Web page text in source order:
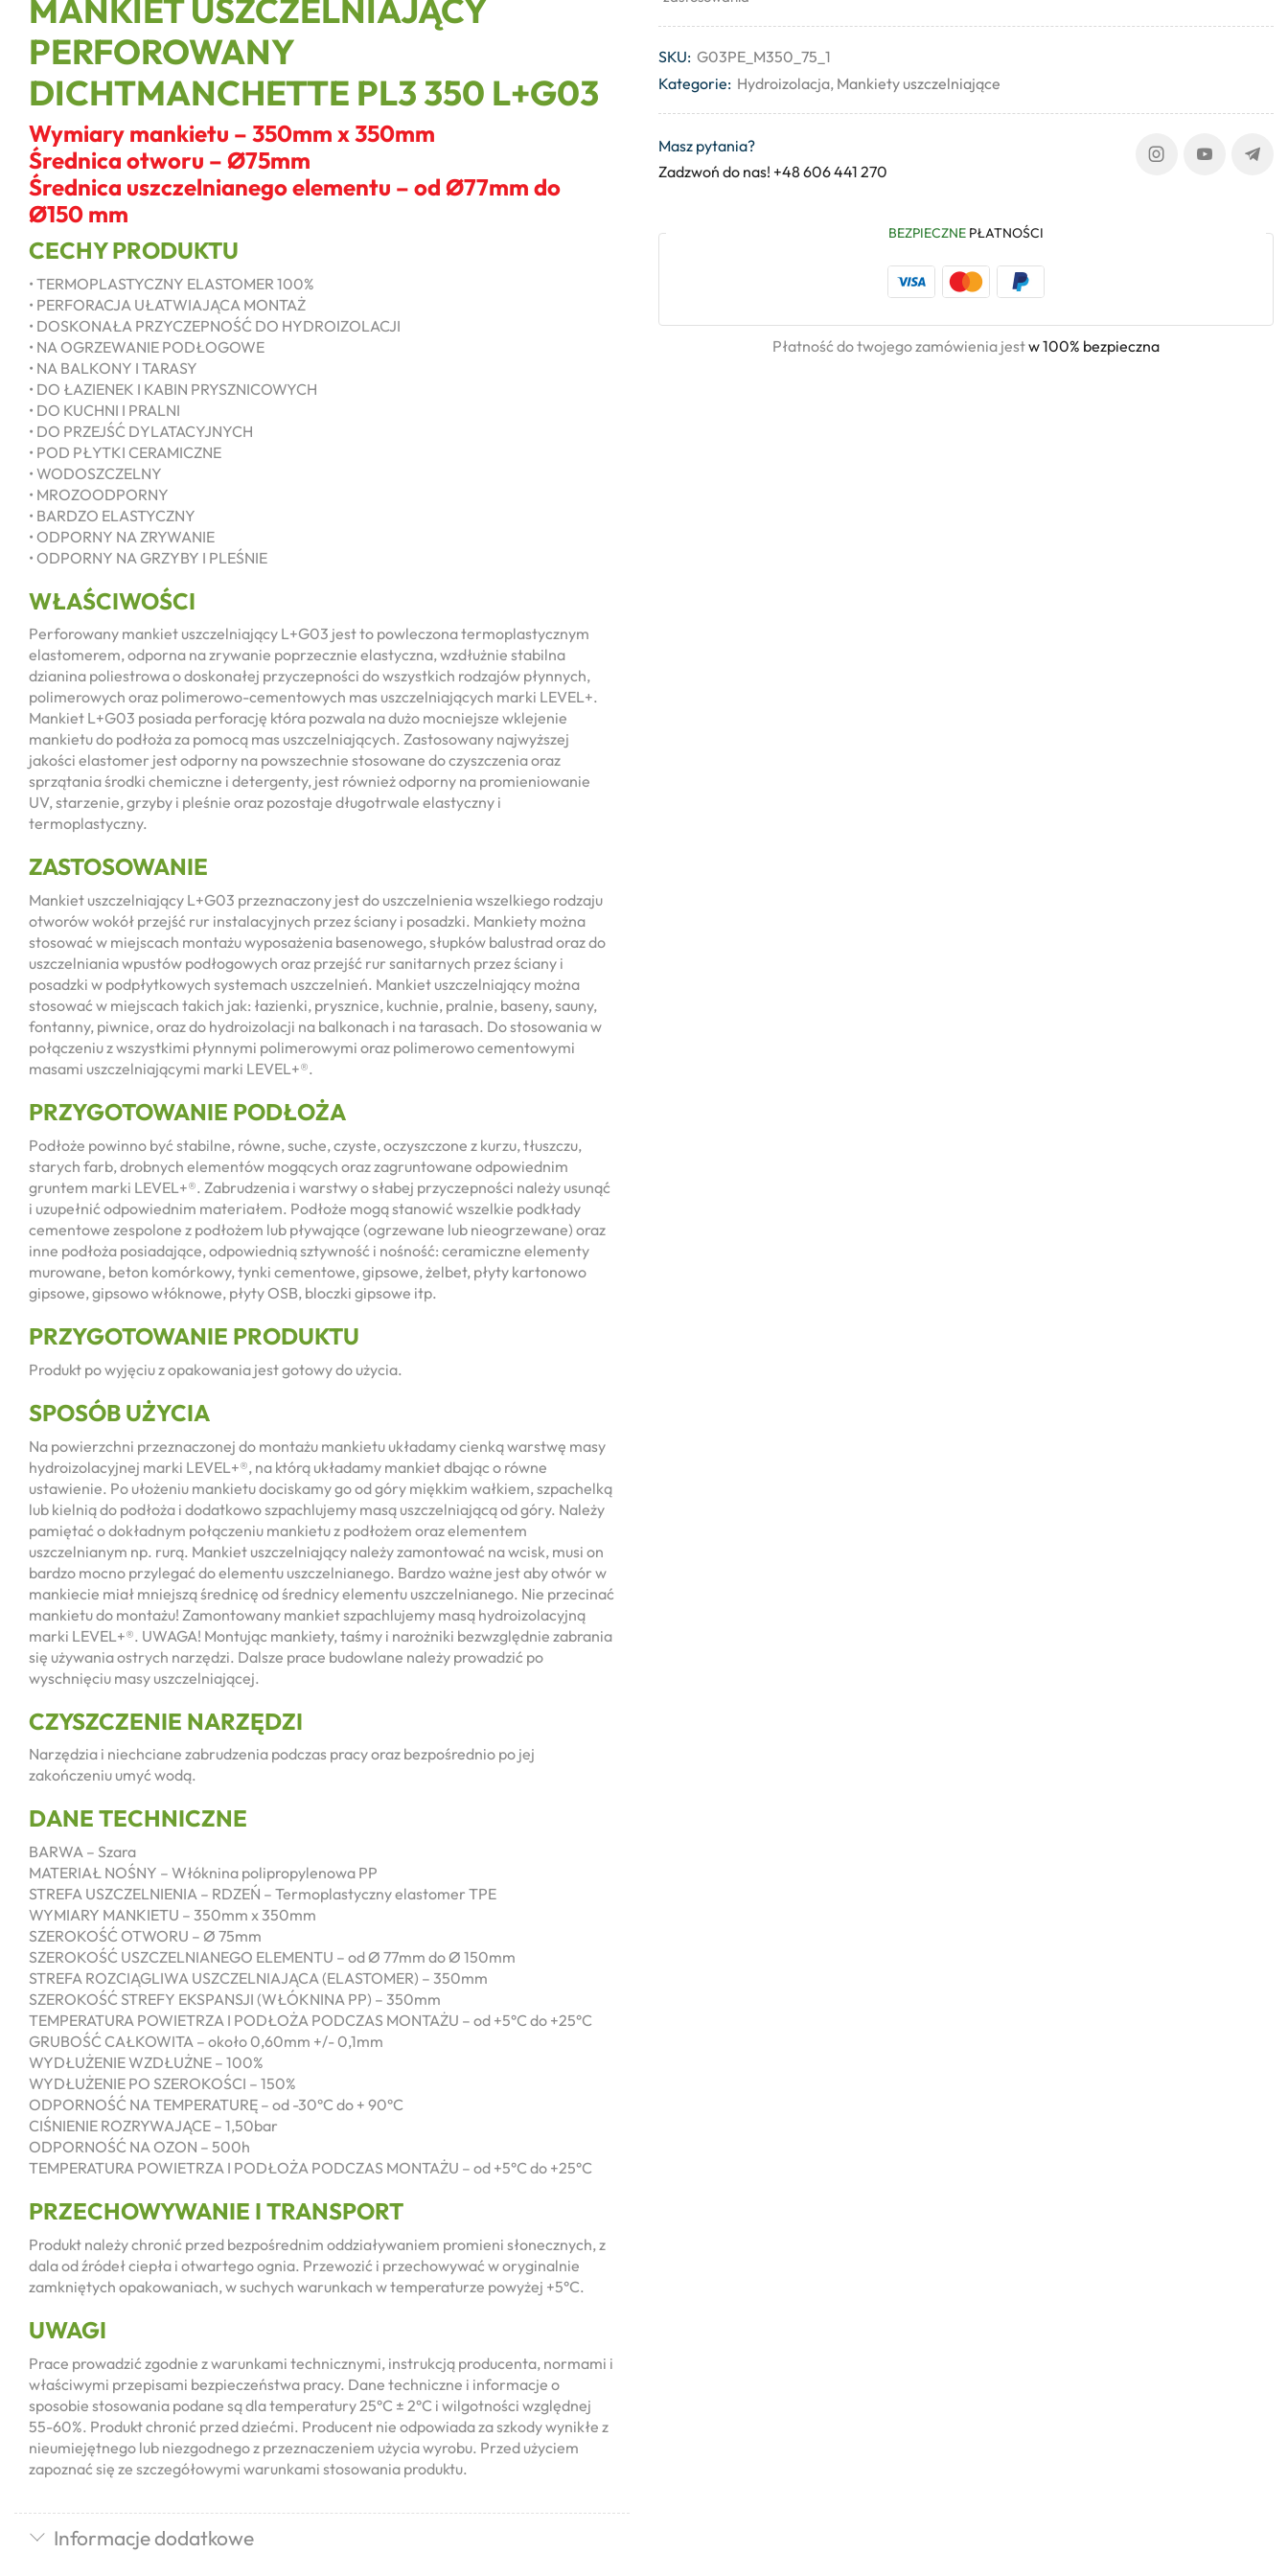
MANKIET USZCZELNIAJĄCY
PERFOROWANY
DICHTMANCHETTE PL3 350 L+G03
Wymiary mankietu – 350mm x 350mm
Średnica otworu – Ø75mm
Średnica uszczelnianego elementu – od Ø77mm do
Ø150 mm
CECHY PRODUKTU
• TERMOPLASTYCZNY ELASTOMER 100%
• PERFORACJA UŁATWIAJĄCA MONTAŻ
• DOSKONAŁA PRZYCZEPNOŚĆ DO HYDROIZOLACJI
• NA OGRZEWANIE PODŁOGOWE
• NA BALKONY I TARASY
• DO ŁAZIENEK I KABIN PRYSZNICOWYCH
• DO KUCHNI I PRALNI
• DO PRZEJŚĆ DYLATACYJNYCH
• POD PŁYTKI CERAMICZNE
• WODOSZCZELNY
• MROZOODPORNY
• BARDZO ELASTYCZNY
• ODPORNY NA ZRYWANIE
• ODPORNY NA GRZYBY I PLEŚNIE
WŁAŚCIWOŚCI
Perforowany mankiet uszczelniający L+G03 jest to powleczona termoplastycznym
elastomerem, odporna na zrywanie poprzecznie elastyczna, wzdłużnie stabilna
dzianina poliestrowa o doskonałej przyczepności do wszystkich rodzajów płynnych,
polimerowych oraz polimerowo-cementowych mas uszczelniających marki LEVEL+.
Mankiet L+G03 posiada perforację która pozwala na dużo mocniejsze wklejenie
mankietu do podłoża za pomocą mas uszczelniających. Zastosowany najwyższej
jakości elastomer jest odporny na powszechnie stosowane do czyszczenia oraz
sprzątania środki chemiczne i detergenty, jest również odporny na promieniowanie
UV, starzenie, grzyby i pleśnie oraz pozostaje długotrwale elastyczny i
termoplastyczny.
ZASTOSOWANIE
Mankiet uszczelniający L+G03 przeznaczony jest do uszczelnienia wszelkiego rodzaju
otworów wokół przejść rur instalacyjnych przez ściany i posadzki. Mankiety można
stosować w miejscach montażu wyposażenia basenowego, słupków balustrad oraz do
uszczelniania wpustów podłogowych oraz przejść rur sanitarnych przez ściany i
posadzki w podpłytkowych systemach uszczelnień. Mankiet uszczelniający można
stosować w miejscach takich jak: łazienki, prysznice, kuchnie, pralnie, baseny, sauny,
fontanny, piwnice, oraz do hydroizolacji na balkonach i na tarasach. Do stosowania w
połączeniu z wszystkimi płynnymi polimerowymi oraz polimerowo cementowymi
masami uszczelniającymi marki LEVEL+®.
PRZYGOTOWANIE PODŁOŻA
Podłoże powinno być stabilne, równe, suche, czyste, oczyszczone z kurzu, tłuszczu,
starych farb, drobnych elementów mogących oraz zagruntowane odpowiednim
gruntem marki LEVEL+®. Zabrudzenia i warstwy o słabej przyczepności należy usunąć
i uzupełnić odpowiednim materiałem. Podłoże mogą stanowić wszelkie podkłady
cementowe zespolone z podłożem lub pływające (ogrzewane lub nieogrzewane) oraz
inne podłoża posiadające, odpowiednią sztywność i nośność: ceramiczne elementy
murowane, beton komórkowy, tynki cementowe, gipsowe, żelbet, płyty kartonowo
gipsowe, gipsowo włóknowe, płyty OSB, bloczki gipsowe itp.
PRZYGOTOWANIE PRODUKTU
Produkt po wyjęciu z opakowania jest gotowy do użycia.
SPOSÓB UŻYCIA
Na powierzchni przeznaczonej do montażu mankietu układamy cienką warstwę masy
hydroizolacyjnej marki LEVEL+®, na którą układamy mankiet dbając o równe
ustawienie. Po ułożeniu mankietu dociskamy go od góry miękkim wałkiem, szpachelką
lub kielnią do podłoża i dodatkowo szpachlujemy masą uszczelniającą od góry. Należy
pamiętać o dokładnym połączeniu mankietu z podłożem oraz elementem
uszczelnianym np. rurą. Mankiet uszczelniający należy zamontować na wcisk, musi on
bardzo mocno przylegać do elementu uszczelnianego. Bardzo ważne jest aby otwór w
mankiecie miał mniejszą średnicę od średnicy elementu uszczelnianego. Nie przecinać
mankietu do montażu! Zamontowany mankiet szpachlujemy masą hydroizolacyjną
marki LEVEL+®. UWAGA! Montując mankiety, taśmy i narożniki bezwzględnie zabrania
się używania ostrych narzędzi. Dalsze prace budowlane należy prowadzić po
wyschnięciu masy uszczelniającej.
CZYSZCZENIE NARZĘDZI
Narzędzia i niechciane zabrudzenia podczas pracy oraz bezpośrednio po jej
zakończeniu umyć wodą.
DANE TECHNICZNE
BARWA – Szara
MATERIAŁ NOŚNY – Włóknina polipropylenowa PP
STREFA USZCZELNIENIA – RDZEŃ – Termoplastyczny elastomer TPE
WYMIARY MANKIETU – 350mm x 350mm
SZEROKOŚĆ OTWORU – Ø 75mm
SZEROKOŚĆ USZCZELNIANEGO ELEMENTU – od Ø 77mm do Ø 150mm
STREFA ROZCIĄGLIWA USZCZELNIAJĄCA (ELASTOMER) – 350mm
SZEROKOŚĆ STREFY EKSPANSJI (WŁÓKNINA PP) – 350mm
TEMPERATURA POWIETRZA I PODŁOŻA PODCZAS MONTAŻU – od +5°C do +25°C
GRUBOŚĆ CAŁKOWITA – około 0,60mm +/- 0,1mm
WYDŁUŻENIE WZDŁUŻNE – 100%
WYDŁUŻENIE PO SZEROKOŚCI – 150%
ODPORNOŚĆ NA TEMPERATURĘ – od -30°C do + 90°C
CIŚNIENIE ROZRYWAJĄCE – 1,50bar
ODPORNOŚĆ NA OZON – 500h
TEMPERATURA POWIETRZA I PODŁOŻA PODCZAS MONTAŻU – od +5°C do +25°C
PRZECHOWYWANIE I TRANSPORT
Produkt należy chronić przed bezpośrednim oddziaływaniem promieni słonecznych, z
dala od źródeł ciepła i otwartego ognia. Przewozić i przechowywać w oryginalnie
zamkniętych opakowaniach, w suchych warunkach w temperaturze powyżej +5°C.
UWAGI
Prace prowadzić zgodnie z warunkami technicznymi, instrukcją producenta, normami i
właściwymi przepisami bezpieczeństwa pracy. Dane techniczne i informacje o
sposobie stosowania podane są dla temperatury 25°C ± 2°C i wilgotności względnej
55-60%. Produkt chronić przed dziećmi. Producent nie odpowiada za szkody wynikłe z
nieumiejętnego lub niezgodnego z przeznaczeniem użycia wyrobu. Przed użyciem
zapoznać się ze szczegółowymi warunkami stosowania produktu.
Informacje dodatkowe
SKU: G03PE_M350_75_1
Kategorie: Hydroizolacja, Mankiety uszczelniające
Masz pytania?
Zadzwoń do nas! +48 606 441 270
BEZPIECZNE PŁATNOŚCI
Płatność do twojego zamówienia jestw 100% bezpieczna